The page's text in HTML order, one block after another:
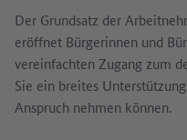
Der Grundsatz der
eröffnet Bürgerinnen und
vereinfachten Zugang zum
Sie ein breites
Anspruch nehmen können.